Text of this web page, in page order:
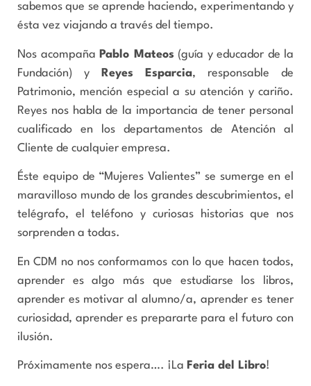
sabemos que se aprende haciendo, experimentando y
ésta vez viajando a través del tiempo.
Nos acompaña Pablo Mateos (guía y educador de la
Fundación) y
Reyes Esparcia, responsable de
Patrimonio, mención especial a su atención y cariño.
Reyes nos habla de la importancia de tener personal
cualificado en los departamentos de Atención al
Cliente de cualquier empresa.
Éste equipo de “Mujeres Valientes” se sumerge en el
maravilloso mundo de los grandes descubrimientos, el
telégrafo, el teléfono y curiosas historias que nos
sorprenden a todas.
En CDM no nos conformamos con lo que hacen todos,
aprender es algo más que estudiarse los libros,
aprender es motivar al alumno/a, aprender es tener
curiosidad, aprender es prepararte para el futuro con
ilusión.
Próximamente nos espera…. ¡La Feria del Libro!